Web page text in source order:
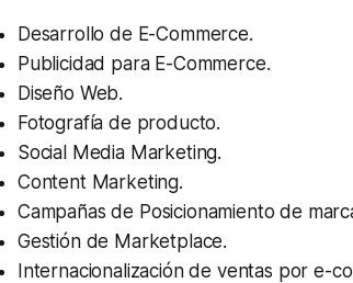
Desarrollo de E-Commerce.
Publicidad para E-Commerce.
Diseño Web.
Fotografía de producto.
Social Media Marketing.
Content Marketing.
Campañas de Posicionamiento de
Gestión de Marketplace.
Internacionalización de ventas por e-